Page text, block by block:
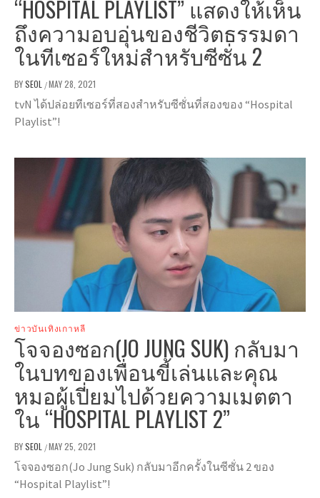
“HOSPITAL PLAYLIST” แสดงให้เห็น
ถึงความอบอุ่นของชีวิตธรรมดา
ในทีเซอร์ใหม่สำหรับซีซั่น 2
BYSEOL /MAY 28, 2021
tvN ได้ปล่อยทีเซอร์ที่สองสำหรับซีซั่นที่สองของ “Hospital
Playlist”!
ข่าวบันเทิงเกาหลี
โจจองซอก(JO JUNG SUK) กลับมา
ในบทของเพื่อนขี้เล่นและคุณ
หมอผู้เปี่ยมไปด้วยความเมตตา
ใน “HOSPITAL PLAYLIST 2”
BYSEOL /MAY 25, 2021
โจจองซอก(Jo Jung Suk) กลับมาอีกครั้งในซีซั่น 2 ของ
“Hospital Playlist”!